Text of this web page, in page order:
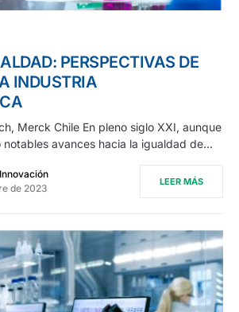
PERSPECTIVAS DE
INDUSTRIA
Merck Chile En pleno siglo XXI, aunque
notables avances hacia la igualdad de…
de 2023
LEER MÁS